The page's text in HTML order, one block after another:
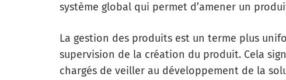
système global qui permet d’amener un
La gestion des produits est un terme plus
supervision de la création du produit. Cela
chargés de veiller au développement de la